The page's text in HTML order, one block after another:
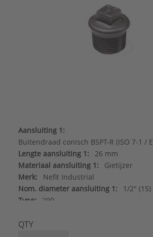
Aansluiting 1:
Buitendraad conisch BSPT-R (ISO 7-1 /
Lengte aansluiting 1:
26 mm
Materiaal aansluiting 1:
Gietijzer
Merk:
Nefit Industrial
Nom. diameter aansluiting 1:
1/2" (15)
Type:
290
QTY